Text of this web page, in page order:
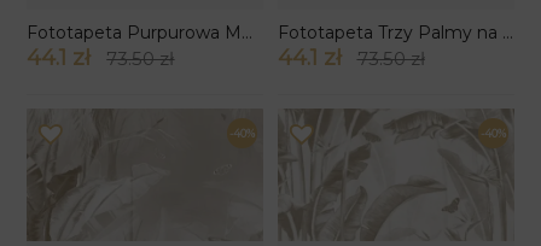
Fototapeta Purpurowa Monstera
44.1 zł 73.50 zł
Fototapeta Trzy Palmy na Jasnym Niebie
44.1 zł 73.50 zł
-40% -40%